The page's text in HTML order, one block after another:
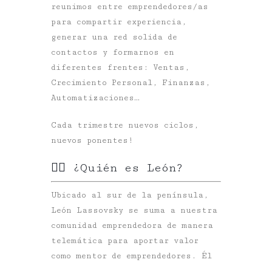
reunimos entre emprendedores/as
para compartir experiencia,
generar una red solida de
contactos y formarnos en
diferentes frentes: Ventas,
Crecimiento Personal, Finanzas,
Automatizaciones…
Cada trimestre nuevos ciclos,
nuevos ponentes!
✍🏻 ¿Quién es León?
Ubicado al sur de la península,
León Lassovsky se suma a nuestra
comunidad emprendedora de manera
telemática para aportar valor
como mentor de emprendedores. Él